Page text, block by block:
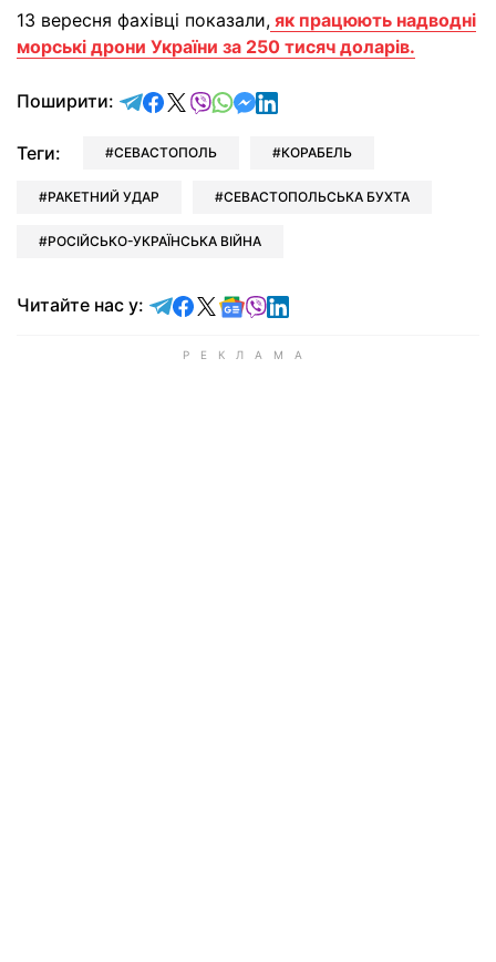
13 вересня фахівці показали, як працюють надводні
морські дрони України за 250 тисяч доларів.
Поширити: відправити у Telegram
поділитись у Facebook
поділитись у X
відправити у Viber
відправити у Whatsapp
відправити у Messenger
відправити у LinkedIn
Теги: СЕВАСТОПОЛЬ КОРАБЕЛЬ
РАКЕТНИЙ УДАР СЕВАСТОПОЛЬСЬКА БУХТА
РОСІЙСЬКО-УКРАЇНСЬКА ВІЙНА
Читайте нас у: Читайте у Telegram
Читайте у Facebook
Читайте у X
Читайте у Google news
Читайте у Viber
Читайте у LinkedIn